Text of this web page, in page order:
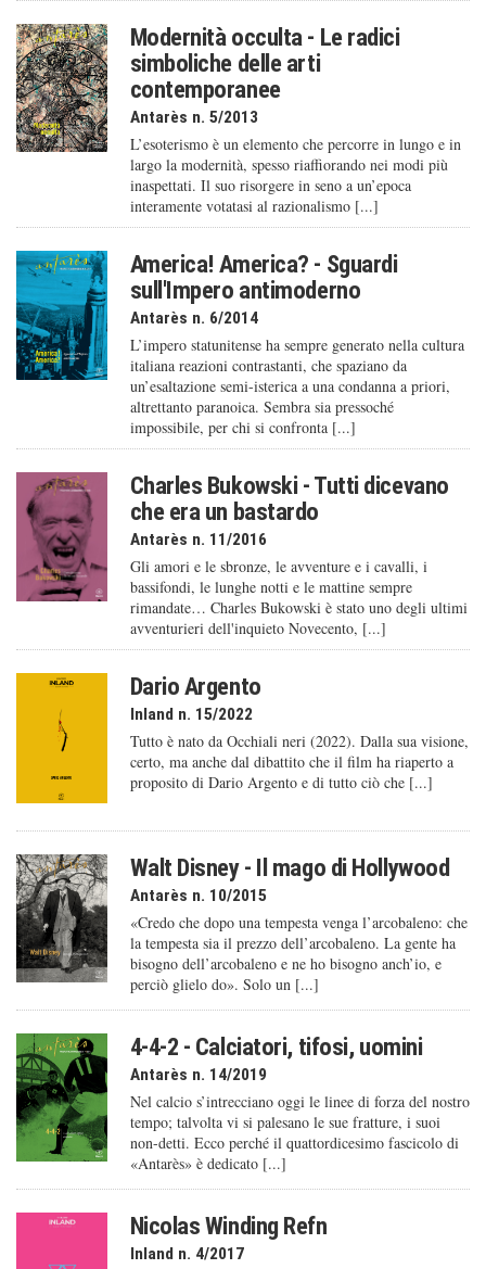
Modernità occulta - Le radici
simboliche delle arti
contemporanee
Antarès n. 5/2013
L’esoterismo è un elemento che percorre in lungo e in
largo la modernità, spesso riaffiorando nei modi più
inaspettati. Il suo risorgere in seno a un’epoca
interamente votatasi al razionalismo [...]
America! America? - Sguardi
sull'Impero antimoderno
Antarès n. 6/2014
L’impero statunitense ha sempre generato nella cultura
italiana reazioni contrastanti, che spaziano da
un’esaltazione semi-isterica a una condanna a priori,
altrettanto paranoica. Sembra sia pressoché
impossibile, per chi si confronta [...]
Charles Bukowski - Tutti dicevano
che era un bastardo
Antarès n. 11/2016
Gli amori e le sbronze, le avventure e i cavalli, i
bassifondi, le lunghe notti e le mattine sempre
rimandate… Charles Bukowski è stato uno degli ultimi
avventurieri dell'inquieto Novecento, [...]
Dario Argento
Inland n. 15/2022
Tutto è nato da Occhiali neri (2022). Dalla sua visione,
certo, ma anche dal dibattito che il film ha riaperto a
proposito di Dario Argento e di tutto ciò che [...]
Walt Disney - Il mago di Hollywood
Antarès n. 10/2015
«Credo che dopo una tempesta venga l’arcobaleno: che
la tempesta sia il prezzo dell’arcobaleno. La gente ha
bisogno dell’arcobaleno e ne ho bisogno anch’io, e
perciò glielo do». Solo un [...]
4-4-2 - Calciatori, tifosi, uomini
Antarès n. 14/2019
Nel calcio s’intrecciano oggi le linee di forza del nostro
tempo; talvolta vi si palesano le sue fratture, i suoi
non-detti. Ecco perché il quattordicesimo fascicolo di
«Antarès» è dedicato [...]
Nicolas Winding Refn
Inland n. 4/2017